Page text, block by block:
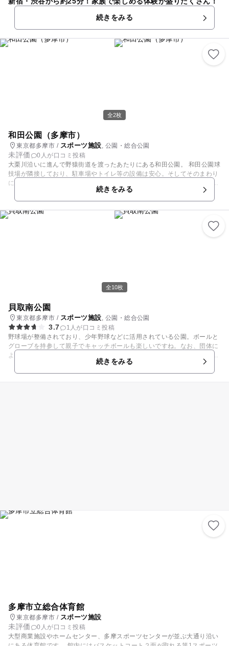
続きをみる
全2枚
和田公園（多摩市）
東京都多摩市 / スポーツ施設, 公園・総合公園
未評価
0人が口コミ投稿
大栗川沿いに進んで野猿街道を渡ったあたりにある和田公園。 和田公園球
技場が隣接しており、駐車場やトイレ等の設備は安心。そしてそのまわり
に遊具広場があります。遊具は複合遊具（滑り台）、シーソー、砂場、ブ
の公園巡りにはぴったりです。
続きをみる
全10枚
貝取南公園
東京都多摩市 / スポーツ施設 , 公園・総合公園
3.7
1人が口コミ投稿
野球場が整備されており、少年野球などに活用されている公園。ボールと
グローブを持参して親子でキャッチボールも楽しいですね。なお、団体に
よる専有利用も可能ですが、有料かつ予約が必要となっておりますので、
詳しくはオフィシャルサイトにてご確認ください。 また、公園付近には市
民の健康増進と体力向上に役立つジョギングコースが整備されています。
続きをみる
多摩市立総合体育館
東京都多摩市 / スポーツ施設
未評価
0人が口コミ投稿
大型商業施設やホームセンター、多摩スポーツセンターが並ぶ大通り沿い